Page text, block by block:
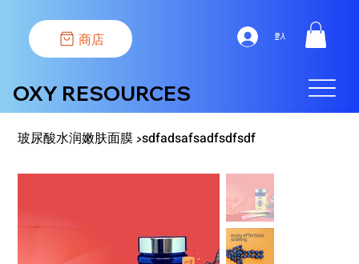
OXY RESOURCES
登入
商店
玻尿酸水润嫩肤面膜 >sdfadsafsadfsdfsdf